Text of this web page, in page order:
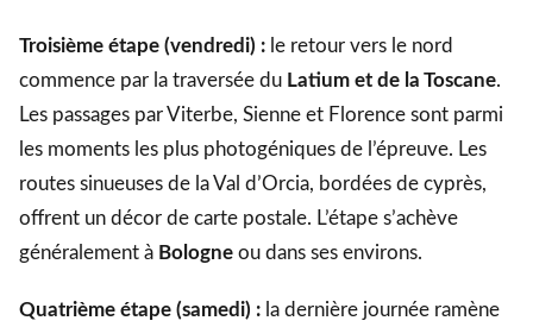
Troisième étape (vendredi) : le retour vers le nord
commence par la traversée du Latium et de la Toscane.
Les passages par Viterbe, Sienne et Florence sont parmi
les moments les plus photogéniques de l’épreuve. Les
routes sinueuses de la Val d’Orcia, bordées de cyprès,
offrent un décor de carte postale. L’étape s’achève
généralement à Bologne ou dans ses environs.
Quatrième étape (samedi) : la dernière journée ramène